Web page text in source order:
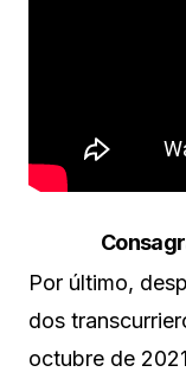
Por último,
dos
octubre de